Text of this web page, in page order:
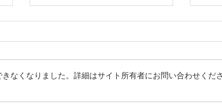
（重要変更！）台湾向け生果
（募
なくなりました。詳細はサイト所有者にお問い合わせくだ